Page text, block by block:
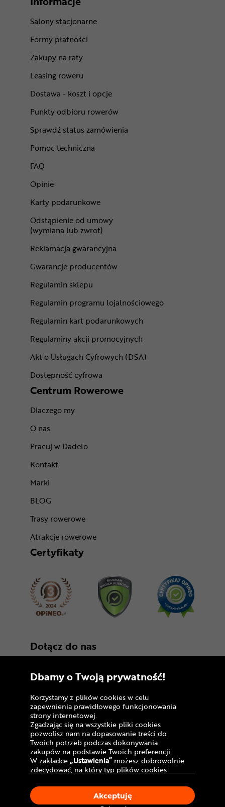
Salony stacjonarne
Formy płatności
Zakupy na raty
Leasing roweru
Dostawa - koszt i opcje
Punkty odbioru rowerów
Sprawdź status zamówienia
Pomoc techniczna
FAQ
Opinie
Karty podarunkowe
Odstąpienie od umowy
(wymiana lub zwrot)
Reklamacja gwarancyjna
Gwarancje producentów
Regulamin sklepu
Regulamin programu lojalnościowego
Regulamin kart podarunkowych
Regulaminy akcji promocyjnych
Akt o Usługach Cyfrowych (DSA)
Dostępność cyfrowa
Centrum Rowerowe
Dlaczego my
O nas
Pracuj w Dadelo
Kontakt
Marki
BLOG
Trasy rowerowe
Atrakcje rowerowe
Certyfikaty
Dołącz do nas
Copyright © 2005 - 2026
Polityka prywatności i zasady korzystania z
serwisu
Informacja o plikach cookies
Mapa witryny
Dbamy o Twoją prywatność!
Korzystamy z plików cookies w celu
zapewnienia prawidłowego funkcjonowania
strony internetowej.
Zgadzając się na wszystkie pliki cookies
pozwolisz nam na dopasowanie treści do
Twoich potrzeb podczas dokonywania
zakupów na podstawie Twoich preferencji.
W zakładce„Ustawienia” możesz dobrowolnie
zdecydować, na który typ plików cookies
Klikając„Akceptuję”, wyrażasz zgodę na
stosowanie ciasteczek zgodnie z ustawieniami
Akceptuję